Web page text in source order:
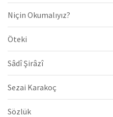
Niçin Okumalıyız?
Öteki
Sâdî Şirâzî
Sezai Karakoç
Sözlük